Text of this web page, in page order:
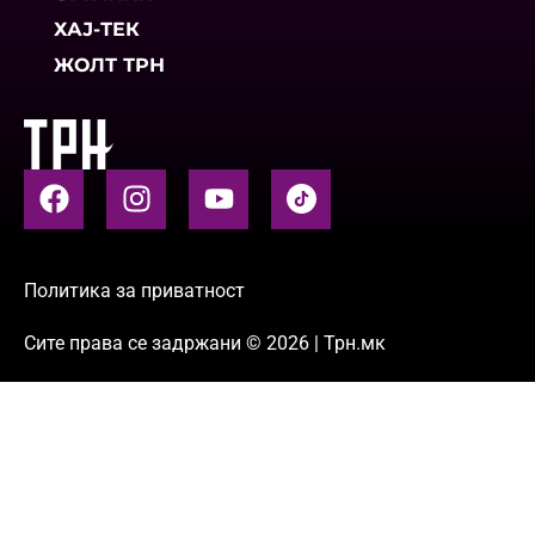
ХАЈ-ТЕК
ЖОЛТ ТРН
Политика за приватност
Сите права се задржани © 2026 | Трн.мк